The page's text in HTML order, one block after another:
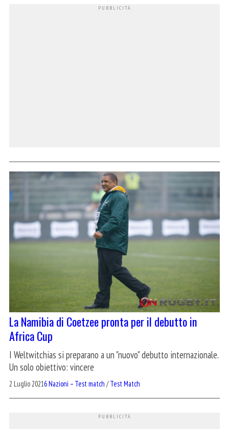
La Namibia di Coetzee pronta per il debutto in
Africa Cup
I Weltwitchias si preparano a un "nuovo" debutto internazionale.
Un solo obiettivo: vincere
2 Luglio 20216 Nazioni – Test match /Test Match